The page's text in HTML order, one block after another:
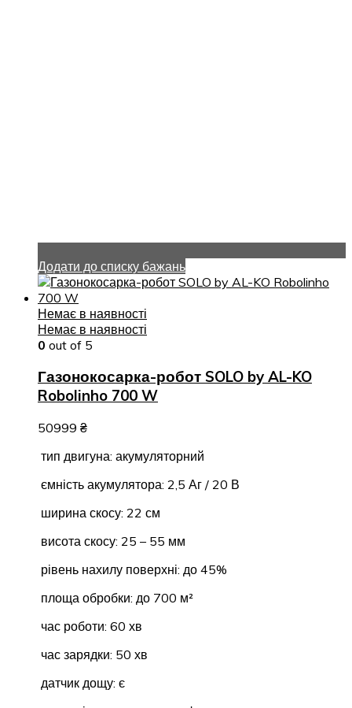
Додати до списку бажань
Немає в наявності
Немає в наявності
0 out of 5
Газонокосарка-робот SOLO by AL-KO
Robolinho 700 W
50999 ₴
тип двигуна: акумуляторний
ємність акумулятора: 2,5 Аг / 20 В
ширина скосу: 22 см
висота скосу: 25 – 55 мм
рівень нахилу поверхні: до 45%
площа обробки: до 700 м²
час роботи: 60 хв
час зарядки: 50 хв
датчик дощу: є